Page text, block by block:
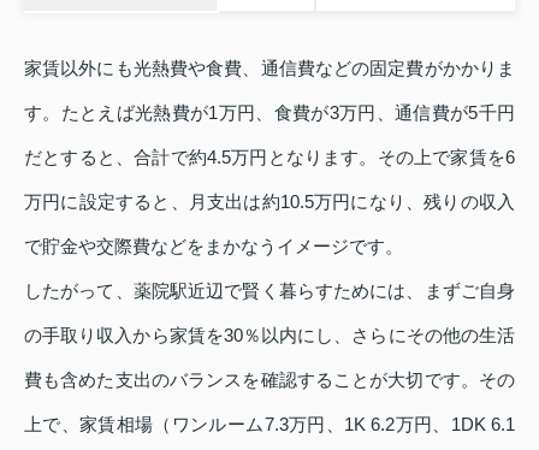
家賃以外にも光熱費や食費、通信費などの固定費がかかりま
す。たとえば光熱費が1万円、食費が3万円、通信費が5千円
だとすると、合計で約4.5万円となります。その上で家賃を6
万円に設定すると、月支出は約10.5万円になり、残りの収入
で貯金や交際費などをまかなうイメージです。
したがって、薬院駅近辺で賢く暮らすためには、まずご自身
の手取り収入から家賃を30％以内にし、さらにその他の生活
費も含めた支出のバランスを確認することが大切です。その
上で、家賃相場（ワンルーム7.3万円、1K 6.2万円、1DK 6.1